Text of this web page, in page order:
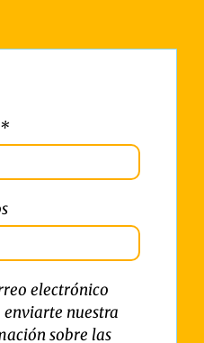
electrónico
nuestra
sobre las